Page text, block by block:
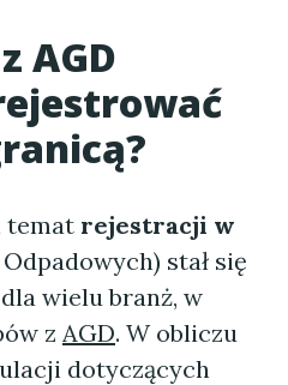
AGD
temat rejestracji w
stał się
wielu branż, w
z AGD. W obliczu
dotyczących